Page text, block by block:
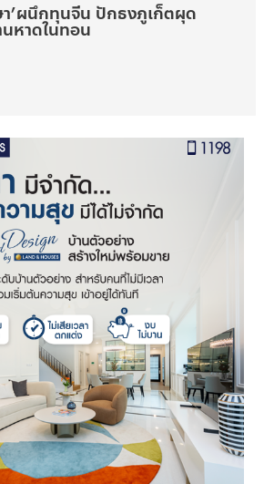
า’ผนึกทุนจีน ปักธงภูเก็ตผุด
หาดในทอน